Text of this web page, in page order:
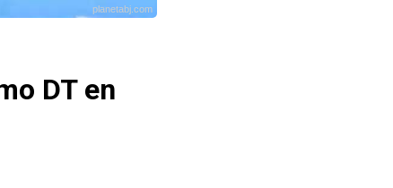
planetabj.com
DT en